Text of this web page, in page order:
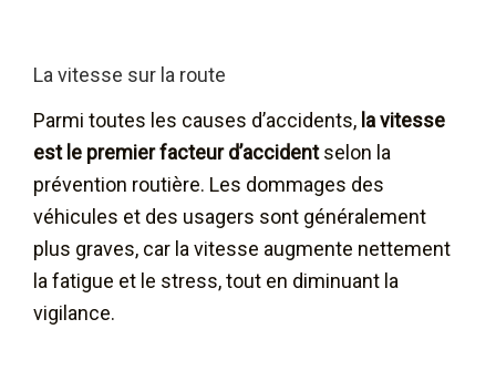
La vitesse sur la route
Parmi toutes les causes d’accidents, la vitesse
est le premier facteur d’accidentselon la
prévention routière. Les dommages des
véhicules et des usagers sont généralement
plus graves, car la vitesse augmente nettement
la fatigue et le stress, tout en diminuant la
vigilance.